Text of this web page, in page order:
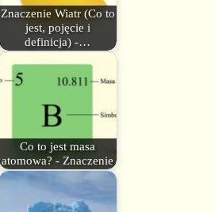
Znaczenie Wiatr (Co to
jest, pojęcie i
definicja) -…
Co to jest masa
atomowa? - Znaczenie